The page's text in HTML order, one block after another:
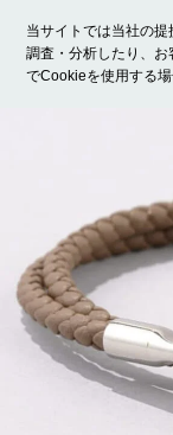
当サイトでは当社の
調査・分析したり、
でCookieを使用する場
ホーム モデル募